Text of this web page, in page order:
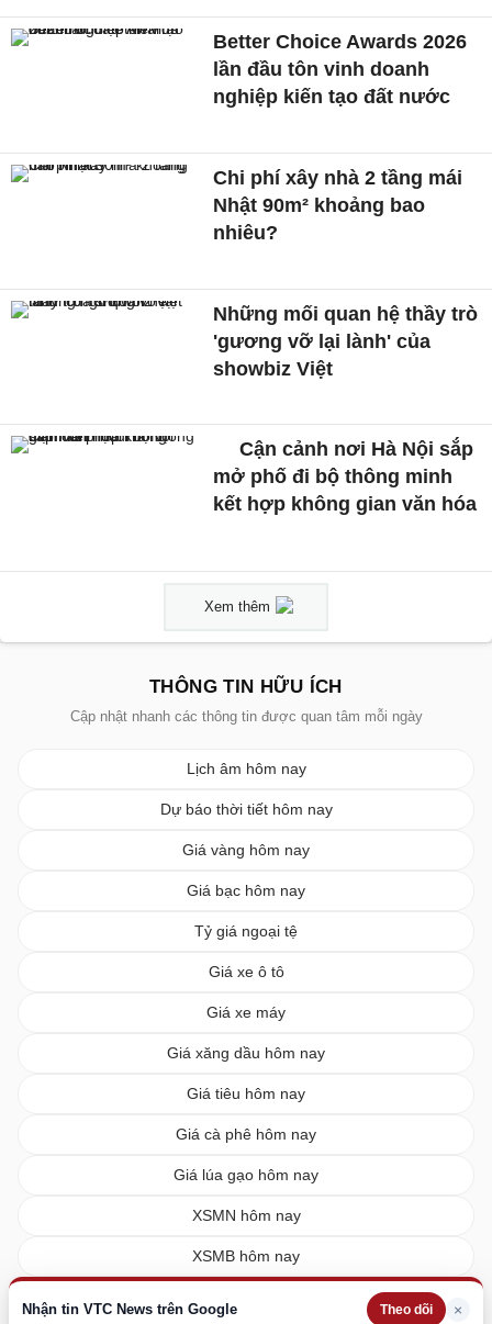
Nhận tin VTC News trên Google Theo dõi ×
Better Choice Awards 2026
lần đầu tôn vinh doanh
nghiệp kiến tạo đất nước
Chi phí xây nhà 2 tầng mái
Nhật 90m² khoảng bao
nhiêu?
Những mối quan hệ thầy trò
'gương vỡ lại lành' của
showbiz Việt
Cận cảnh nơi Hà Nội sắp
mở phố đi bộ thông minh
kết hợp không gian văn hóa
Xem thêm
THÔNG TIN HỮU ÍCH
Cập nhật nhanh các thông tin được quan tâm mỗi ngày
Lịch âm hôm nay
Dự báo thời tiết hôm nay
Giá vàng hôm nay
Giá bạc hôm nay
Tỷ giá ngoại tệ
Giá xe ô tô
Giá xe máy
Giá xăng dầu hôm nay
Giá tiêu hôm nay
Giá cà phê hôm nay
Giá lúa gạo hôm nay
XSMN hôm nay
XSMB hôm nay